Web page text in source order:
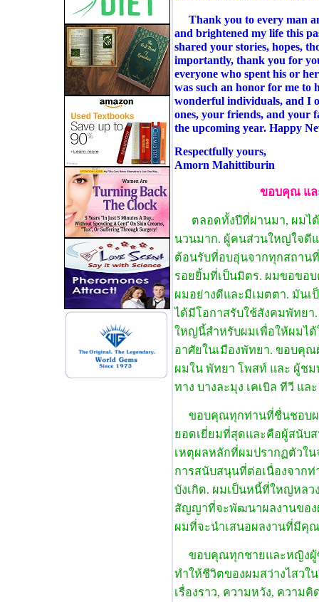
Thank you to every man
and brightened my life this
shared your stories, hopes,
importantly, thank you for
everyone who spent his or
was such an honor for me to
wonderful individuals, and I
ones, your friends, and your
the upcoming year. Happy
Respectfully yours,
Amorn Mahittiburin
ขอบคุณ แ
ตลอดทั้งปีที่ผ่านมา, ผมไ
นวนมาก. ผู้คนส่วนใหญ่ใจดี
ต้อนรับที่อบอุ่นจากทุกสถาน
รอยยิ้มที่เป็นมิตร. ผมขอขอ
ผมอย่างดีและมีเมตตา. มัน
ได้มีโอกาสรับใช้สังคมพัทย
ใหญ่นี้สําหรับผมเพื่อให้ผมไ
อาศัยในเมืองพัทยา. ขอบคุ
ผมใน พัทยา โพสท์ และ ผู้ช
ทาง บางละมุง เคเบิล ทีวี แ
ขอบคุณทุกท่านที่ชื่นชอบผ
ยอดเยี่ยมที่สุดและคือผู้สนับ
เหตุผลหลักที่ผมปรากฏตัวใ
การสนับสนุนที่ต่อเนื่องจาก
บังเกิด. ผมเป็นหนี้ที่ใหญ่หล
สัญญาที่จะพัฒนาผลงานของ
ผมที่จะนําเสนอผลงานที่มีคุ
ขอบคุณทุกชายและหญิงผู้ซึ่
ทําให้ชีวิตของผมสว่างไสว
เรื่องราว, ความหวัง, ความ